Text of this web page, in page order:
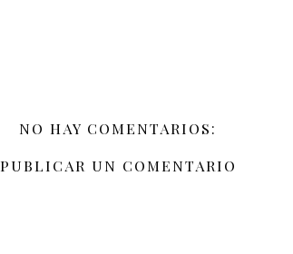
NO HAY COMENTARIOS:
PUBLICAR UN COMENTARIO